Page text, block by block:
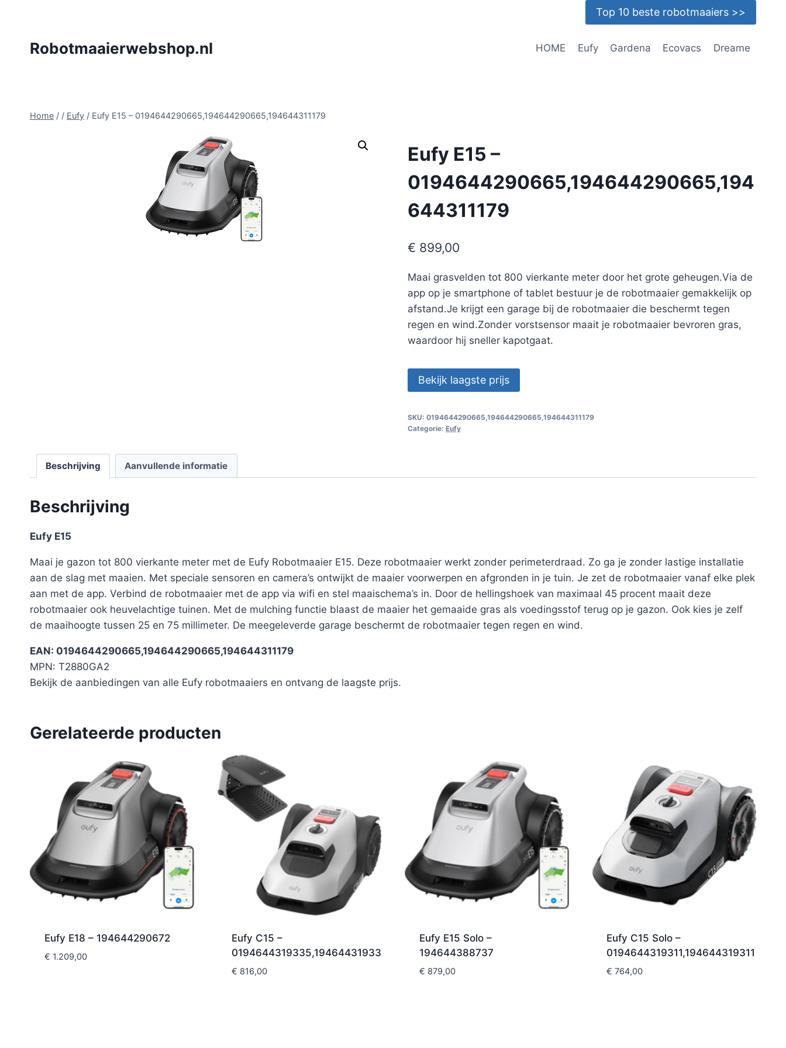
Top 10 beste robotmaaiers >>
Robotmaaierwebshop.nl HOME Eufy Gardena Ecovacs Dreame
Home / / Eufy / Eufy E15 – 0194644290665,194644290665,194644311179
Eufy E15 –
0194644290665,194644290665,194
644311179
€ 899,00
Maai grasvelden tot 800 vierkante meter door het grote geheugen.Via de
app op je smartphone of tablet bestuur je de robotmaaier gemakkelijk op
afstand.Je krijgt een garage bij de robotmaaier die beschermt tegen
regen en wind.Zonder vorstsensor maait je robotmaaier bevroren gras,
waardoor hij sneller kapotgaat.
Bekijk laagste prijs
SKU: 0194644290665,194644290665,194644311179
Categorie: Eufy
Beschrijving Aanvullende informatie
Beschrijving
Eufy E15
Maai je gazon tot 800 vierkante meter met de Eufy Robotmaaier E15. Deze robotmaaier werkt zonder perimeterdraad. Zo ga je zonder lastige installatie
aan de slag met maaien. Met speciale sensoren en camera’s ontwijkt de maaier voorwerpen en afgronden in je tuin. Je zet de robotmaaier vanaf elke plek
aan met de app. Verbind de robotmaaier met de app via wifi en stel maaischema’s in. Door de hellingshoek van maximaal 45 procent maait deze
robotmaaier ook heuvelachtige tuinen. Met de mulching functie blaast de maaier het gemaaide gras als voedingsstof terug op je gazon. Ook kies je zelf
de maaihoogte tussen 25 en 75 millimeter. De meegeleverde garage beschermt de robotmaaier tegen regen en wind.
EAN: 0194644290665,194644290665,194644311179
MPN: T2880GA2
Bekijk de aanbiedingen van alle Eufy robotmaaiers en ontvang de laagste prijs.
Gerelateerde producten
Eufy E18 – 194644290672
€ 1.209,00
Eufy C15 –
0194644319335,194644319335
€ 816,00
Eufy E15 Solo –
194644388737
€ 879,00
Eufy C15 Solo –
0194644319311,194644319311
€ 764,00